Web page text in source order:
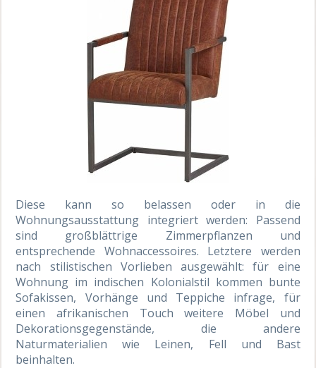
Diese kann so belassen oder in die
Wohnungsausstattung integriert werden: Passend
sind großblättrige Zimmerpflanzen und
entsprechende Wohnaccessoires. Letztere werden
nach stilistischen Vorlieben ausgewählt: für eine
Wohnung im indischen Kolonialstil kommen bunte
Sofakissen, Vorhänge und Teppiche infrage, für
einen afrikanischen Touch weitere Möbel und
Dekorationsgegenstände, die andere
Naturmaterialien wie Leinen, Fell und Bast
beinhalten.